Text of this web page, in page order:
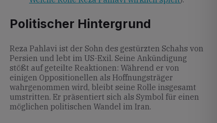
Politischer Hintergrund
Reza Pahlavi ist der Sohn des gestürzten Schahs von
Persien und lebt im US-Exil. Seine Ankündigung
stößt auf geteilte Reaktionen: Während er von
einigen Oppositionellen als Hoffnungsträger
wahrgenommen wird, bleibt seine Rolle insgesamt
umstritten. Er präsentiert sich als Symbol für einen
möglichen politischen Wandel im Iran.